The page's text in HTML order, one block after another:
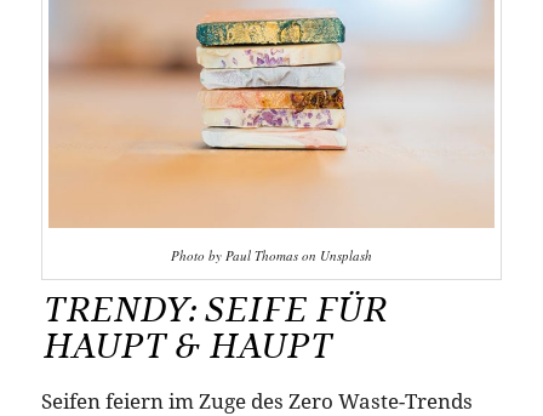
Photo by Paul Thomas on Unsplash
TRENDY: SEIFE FÜR
HAUPT & HAUPT
Seifen feiern im Zuge des Zero Waste-Trends